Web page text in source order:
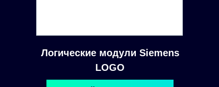
Логические модули Siemens
LOGO